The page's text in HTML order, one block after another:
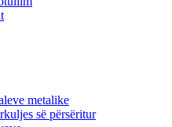
metalike
së përsëritur